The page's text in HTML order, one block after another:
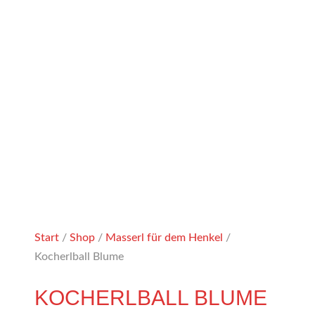
Start/ Shop/ Masserl für dem Henkel /
Kocherlball Blume
KOCHERLBALL BLUME